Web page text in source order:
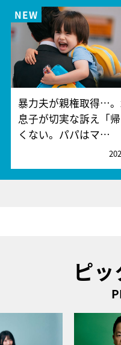
暴力夫が親権取得…
息子が切実な訴え「
くない。パパはマ…
ピ